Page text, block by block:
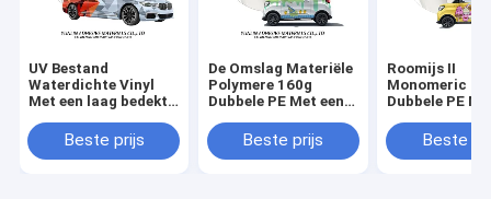
UV Bestand
Waterdichte Vinyl
Met een laag bedekt
Monomeric 160g
Dubbele PE van de
Beste prijs
De Omslag Materiële
Polymere 160g
Dubbele PE Met een
van de Wulings
Automobiel
Beste prijs
Roomijs II
Monomeric
Dubbele PE
GMT van de
drukken
Beste